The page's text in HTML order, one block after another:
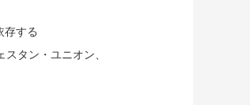
存する
タン・ユニオン、